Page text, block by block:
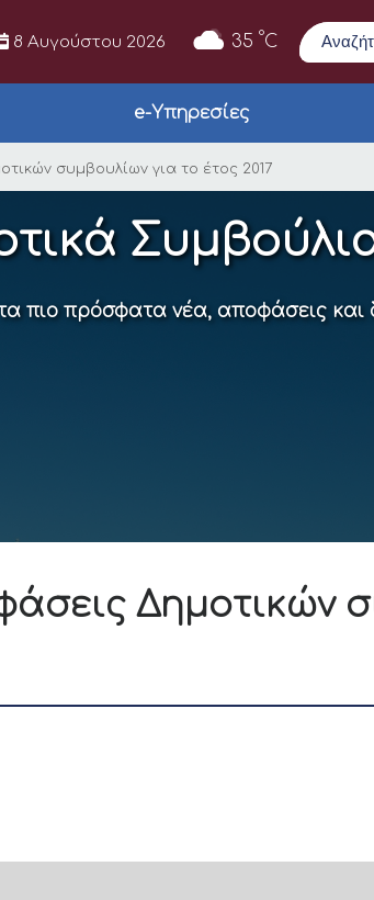
8 Αυγούστου 2026 35 °C
e-Υπηρεσίες
Δημοτικών
συμβουλίων για το έτος 2017
πιο πρόσφατα νέα, αποφάσεις και
Δημοτικών